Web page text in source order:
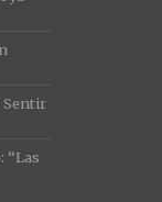
Sentir
“Las